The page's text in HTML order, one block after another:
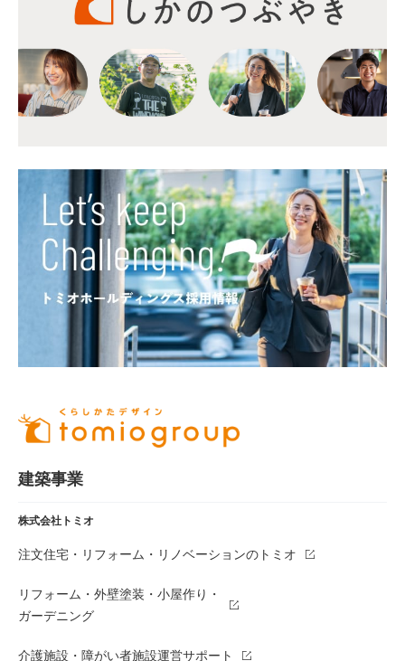
建築事業
株式会社トミオ
注文住宅・リフォーム・リノベーションのトミオ
リフォーム・外壁塗装・小屋作り・
ガーデニング
介護施設・障がい者施設運営サポート